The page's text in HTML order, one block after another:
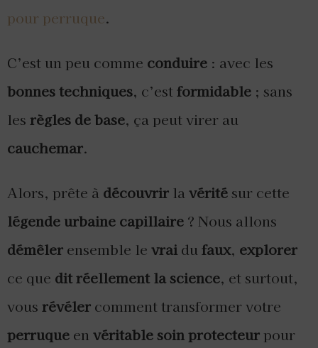
pour perruque.
C’est un peu comme conduire : avec les
bonnes techniques, c’est formidable ; sans
les règles de base, ça peut virer au
cauchemar.
Alors, prête à découvrir la véritésur cette
légende urbaine capillaire ? Nous allons
démêler ensemble le vrai du faux, explorer
ce que dit réellement la science, et surtout,
vous révéler comment transformer votre
perruque en véritable soin protecteur pour